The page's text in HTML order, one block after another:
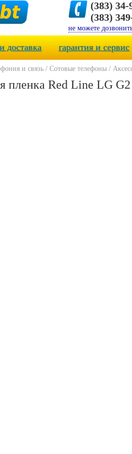
(383) 34-
(383)
не можете
доставка гарантия и сервис
и связь / Сотовые телефоны /
пленка Red Line LG